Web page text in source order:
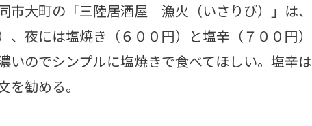
市大町の「三陸居酒屋 漁火（いさりび）」は、
夜には塩焼き（６００円）と塩辛（７００円）
いのでシンプルに塩焼きで食べてほしい。塩辛は
勧める。